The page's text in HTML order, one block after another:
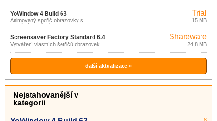
YoWindow 4 Build 63
Animovaný spořič obrazovky s
aktuálním počasím.
Trial
15 MB
Screensaver Factory Standard 6.4
Vytváření vlastních šetřičů obrazovek.
Shareware
24,8 MB
další aktualizace »
Nejstahovanější v
kategorii
8